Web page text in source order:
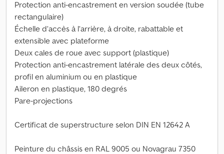
Protection anti-encastrement en version soudée (tube
rectangulaire)
Échelle d’accès à l’arrière, à droite, rabattable et
extensible avec plateforme
Deux cales de roue avec support (plastique)
Protection anti-encastrement latérale des deux côtés,
profil en aluminium ou en plastique
Aileron en plastique, 180 degrés
Pare-projections
Certificat de superstructure selon DIN EN 12642 A
Peinture du châssis en RAL 9005 ou Novagrau 7350